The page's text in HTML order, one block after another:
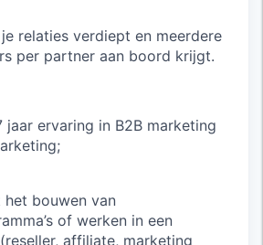
relaties verdiept en meerdere
per partner aan boord krijgt.
jaar ervaring in B2B marketing
het bouwen van
of werken in een
affiliate, marketing